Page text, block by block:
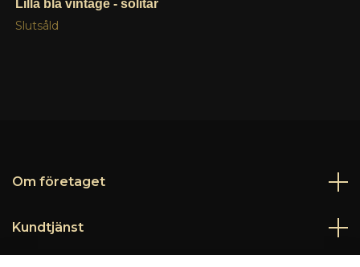
Lilla blå vintage - solitär
Slutsåld
Om företaget
Kundtjänst